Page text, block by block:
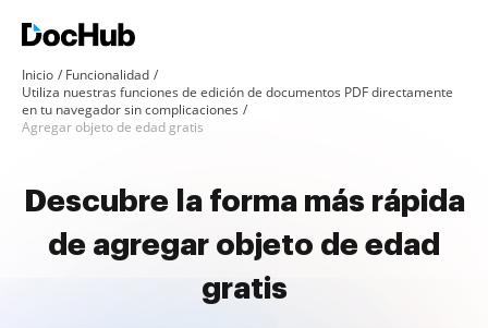
Inicio
Funcionalidad
Utiliza nuestras funciones de edición de documentos PDF directamente
en tu navegador sin complicaciones
Agregar objeto de edad gratis
Descubre la forma más rápida
de agregar objeto de edad
gratis